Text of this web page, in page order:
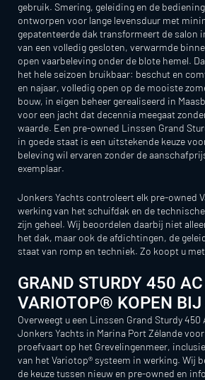
gebruik. Smering, geleiding en de
ontworpen voor lange levensduur met
gepatenteerde dak transformeert de salon
van een volledig gesloten, verwarmde
open vaarbeleving onder de blote hemel.
het hele seizoen bruikbaar: beschut en
en najaar, volledig open op de mooiste
bouw, in eigen beheer gerealiseerd in
voor een jacht dat decennia meegaat
waarde. Een pre-owned Linssen Grand
in goede staat is een uitstekende keuze
beleving wil ervaren zonder de
exemplaar.
Jonkers Yachts controleert elk pre-owned
werking van het schuifdak en de
zijn geheel. Wij beoordelen daarbij niet
het dak, maar ook de afdichtingen, de
staat van romp en techniek. Zo koopt u
GRAND STURDY 450 AC
VARIOTOP® KOPEN BIJ
Overweegt u een Linssen Grand Sturdy 450
Jonkers Yachts in Marina Port Zélande
proefvaart op het Grevelingenmeer,
van het Variotop® systeem in werking. Wij
de keuze tussen nieuw en pre-owned en